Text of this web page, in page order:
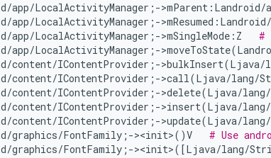
app/LocalActivityManager;-
app/LocalActivityManager;-
app/LocalActivityManager;->mSingleMode:Z #
app/LocalActivityManager;-
content/IContentProvider;-
content/IContentProvider;->call(Ljava/
content/IContentProvider;->delete(Ljava/
content/IContentProvider;->insert(Ljava/
content/IContentProvider;->update(Ljava/
graphics/FontFamily;-><init>()V # Use
graphics/FontFamily;-><init>([Ljava/lang/